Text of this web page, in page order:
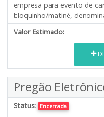
empresa para evento de
bloquinho/matinê,
Valor Estimado: ---
Pregão
Status: Encerrada